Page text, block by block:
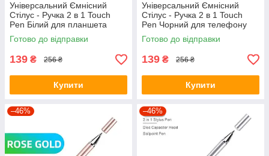
Універсальний Ємнісний
Стілус - Ручка 2 в 1 Touch
Pen Білий для планшета
сенсорного екрану
Готово до відправки
139 ₴ 256 ₴
Купити
Універсальний Ємнісний
Стілус - Ручка 2 в 1 Touch
Pen Чорний для телефону
сенсорного екрана
Готово до відправки
139 ₴ 256 ₴
Купити
–46% –46%